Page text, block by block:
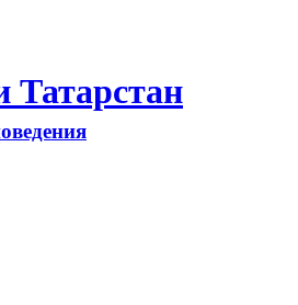
Татарстан